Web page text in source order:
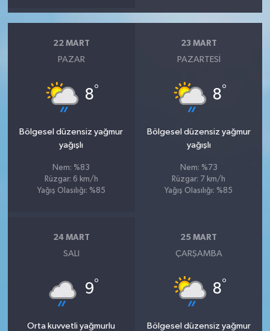
22 MART
PAZAR
8°
Bölgesel düzensiz yağmur
yağışlı
Nem: %83
Rüzgar: 6 km/h
Yağış Olasılığı: %85
23 MART
PAZARTESI
8°
Bölgesel düzensiz yağmur
yağışlı
Nem: %73
Rüzgar: 7 km/h
Yağış Olasılığı: %85
24 MART
SALI
9°
Orta kuvvetli yağmurlu
25 MART
ÇARŞAMBA
8°
Bölgesel düzensiz yağmur